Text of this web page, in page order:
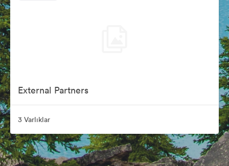
External Partners
3 Varlıklar